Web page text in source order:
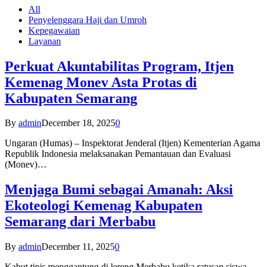
All
Penyelenggara Haji dan Umroh
Kepegawaian
Layanan
Perkuat Akuntabilitas Program, Itjen
Kemenag Monev Asta Protas di
Kabupaten Semarang
By adminDecember 18, 20250
Ungaran (Humas) – Inspektorat Jenderal (Itjen) Kementerian Agama
Republik Indonesia melaksanakan Pemantauan dan Evaluasi
(Monev)…
Menjaga Bumi sebagai Amanah: Aksi
Ekoteologi Kemenag Kabupaten
Semarang dari Merbabu
By adminDecember 11, 20250